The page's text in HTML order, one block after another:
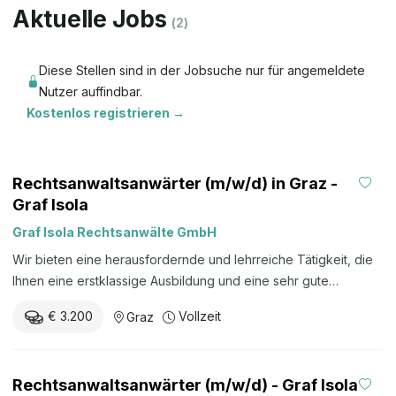
Aktuelle Jobs (2)
Diese Stellen sind in der Jobsuche nur für angemeldete
Nutzer auffindbar.
Kostenlos registrieren →
Rechtsanwaltsanwärter (m/w/d) in Graz -
Graf Isola
Graf Isola Rechtsanwälte GmbH
Wir bieten eine herausfordernde und lehrreiche Tätigkeit, die
Ihnen eine erstklassige Ausbildung und eine sehr gute
Hinterzimmer, sondern kommen rasch mit Klienten und
Motivationsschreiben, Diplomprüfungszeugnissen und
€ 3.200 Graz Vollzeit
Rechtsanwaltsanwärter (m/w/d) - Graf Isola